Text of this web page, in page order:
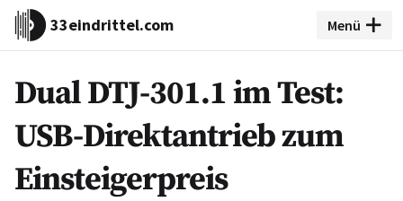
33eindrittel.com Menü
Dual DTJ-301.1 im Test:
USB-Direktantrieb zum
Einsteigerpreis